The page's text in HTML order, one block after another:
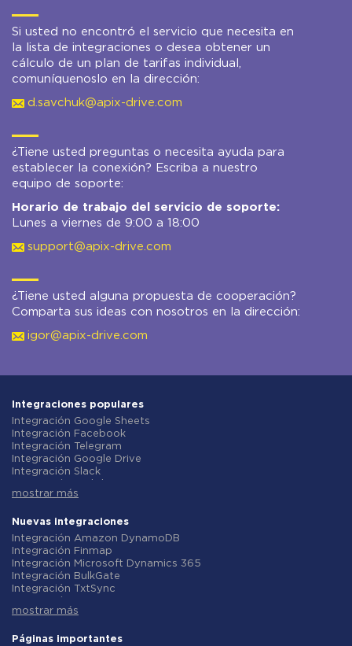
Si usted no encontró el servicio que necesita en
la lista de integraciones o desea obtener un
cálculo de un plan de tarifas individual,
comuníquenoslo en la dirección:
d.savchuk@apix-drive.com
¿Tiene usted preguntas o necesita ayuda para
establecer la conexión? Escriba a nuestro
equipo de soporte:
Horario de trabajo del servicio de soporte:
Lunes a viernes de 9:00 a 18:00
support@apix-drive.com
¿Tiene usted alguna propuesta de cooperación?
Comparta sus ideas con nosotros en la dirección:
igor@apix-drive.com
Integraciones populares
Integración Google Sheets
Integración Facebook
Integración Telegram
Integración Google Drive
Integración Slack
Integración Gmail
Integración ClickUp
Integración Airtable
Integración Google Contacts
Integración OpenAI (ChatGPT)
Integración Instagram
Integración ActiveCampaign
Integración Typeform
Integración Salesforce CRM
Integración Notion
mostrar más
Nuevas integraciones
Integración Amazon DynamoDB
Integración Finmap
Integración Microsoft Dynamics 365
Integración BulkGate
Integración TxtSync
Integración Corezoid
Integración Instasent
mostrar más
Páginas importantes